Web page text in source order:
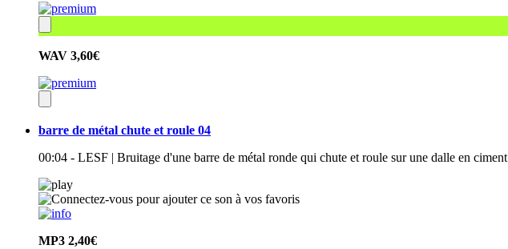
WAV 3,60€
barre de métal chute et roule 04
00:04 - LESF | Bruitage d'une barre de métal ronde qui chute et roule sur une dalle en ciment
MP3 2,40€